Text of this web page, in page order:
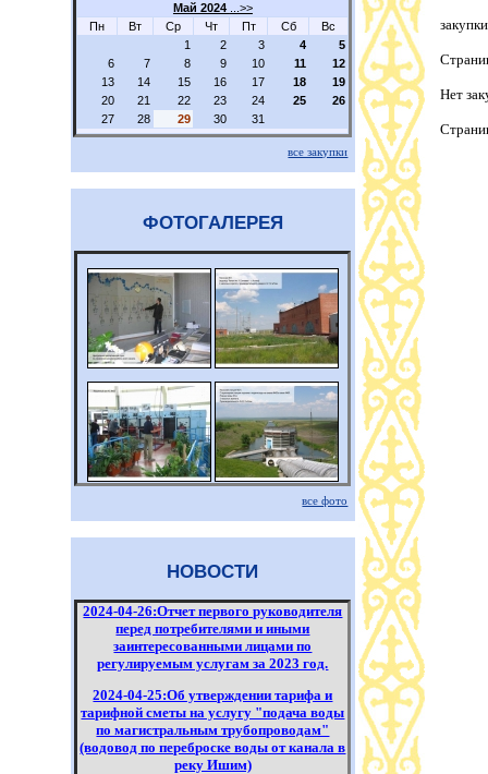
Май 2024
...>>
Пн
Вт Ср Чт Пт Сб
Вс
1
2 3 4
5
6
7 8 9 10 11
12
13
14 15 16 17 18
19
20
21 22 23 24 25
26
27
28 29 30 31
все закупки
ФОТОГАЛЕРЕЯ
все фото
НОВОСТИ
2024-04-26:Отчет первого руководителя
перед потребителями и иными
заинтересованными лицами по
регулируемым услугам за 2023 год.
2024-04-25:Об утверждении тарифа и
тарифной сметы на услугу "подача воды
по магистральным трубопроводам"
(водовод по переброске воды от канала в
реку Ишим)
Нет